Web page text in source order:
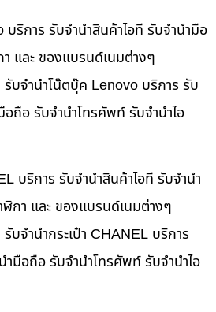
ริการ รับจำนำสินค้าไอที รับจำนำมือ
และ ของแบรนด์เนมต่างๆ
บจำนำโน๊ตบุ๊ค Lenovo บริการ รับ
อถือ รับจำนำโทรศัพท์ รับจำนำไอ
บริการ รับจำนำสินค้าไอที รับจำนำ
กา และ ของแบรนด์เนมต่างๆ
บจำนำกระเป๋า CHANEL บริการ
ำมือถือ รับจำนำโทรศัพท์ รับจำนำไอ